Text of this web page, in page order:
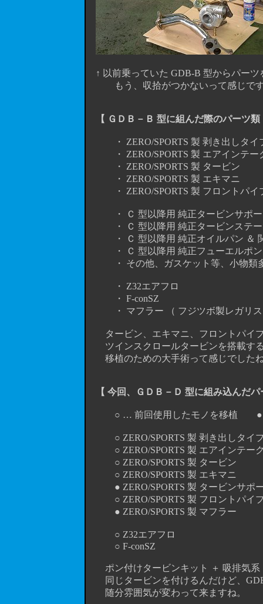
↑ 以前乗っていた GDB-B 型からパー
もう、収拾がつかないって感じです
【 ＧＤＢ－Ｂ 型に組んだ際のパーツ類
・ ZERO/SPORTS 製 剥き出しタイ
・ ZERO/SPORTS 製 エアインテー
・ ZERO/SPORTS 製 タービン
・ ZERO/SPORTS 製 エキマニ
・ ZERO/SPORTS 製 フロントパイ
・ Ｃ 型以降用 純正タービンサポー
・ Ｃ 型以降用 純正タービンステー
・ Ｃ 型以降用 純正オイルパン ＆
・ Ｃ 型以降用 純正フューエルポン
・ その他、ガスケット等、小物
・ Z32エアフロ
・ F-conSZ
・ マフラー （ フジツボ製レガリス
タービン、エキマニ、フロントパイプ
ツインスクロールタービンを搭載する
移植のための大手術って感じでした
【 今回、ＧＤＢ－Ｄ 型に組み込んだ
○ … 前回使用したモノを移植 ● …
○ ZERO/SPORTS 製 剥き出しタイ
○ ZERO/SPORTS 製 エアインテー
○ ZERO/SPORTS 製 タービン
○ ZERO/SPORTS 製 エキマニ
● ZERO/SPORTS 製 タービンサポ
○ ZERO/SPORTS 製 フロントパイ
● ZERO/SPORTS 製 マフラー
○ Z32エアフロ
○ F-conSZ
ポン付けタービンキット ＋ 吸排気系
同じタービンを付けるんだけど、
随分雰囲気が変わって来ますね。